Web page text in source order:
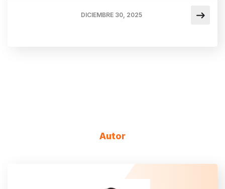
DICIEMBRE 30, 2025
Autor